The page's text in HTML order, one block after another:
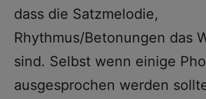
dass die Satzmelodie,
Rhythmus/Betonungen das
sind. Selbst wenn einige
ausgesprochen werden